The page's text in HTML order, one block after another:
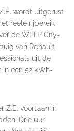
wordt uitgerust
reële rijbereik
de WLTP City-
van Renault
uit de
in een 52 kWh-
Z.E. voortaan in
Drie uur